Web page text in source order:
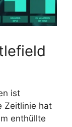
ist
Zeitlinie hat
enthüllte